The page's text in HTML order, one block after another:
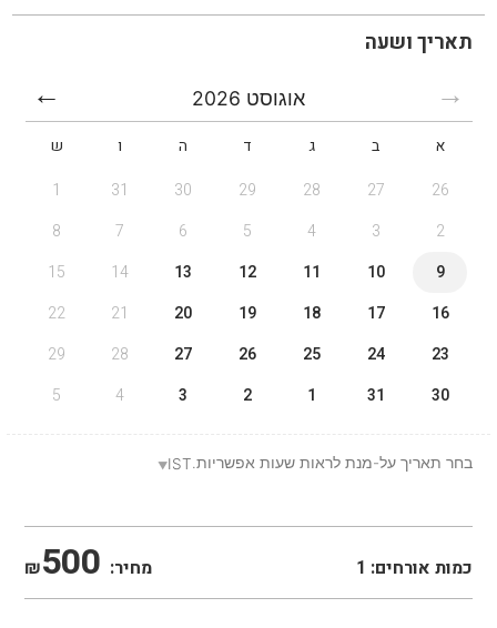
תאריך ושעה
אוגוסט 2026
א ב ג ד ה ו
ש
26
27
28
29
30
31
1
2
3
4
5
6
7
8
9
10
11
12
13
14
15
16
17
18
19
20
21
22
23
24
25
26
27
28
29
30
31
1
2
3
4
5
בחר תאריך על-מנת לראות שעות אפשריות. IST
כמות אורחים: 1 מחיר: 500
₪